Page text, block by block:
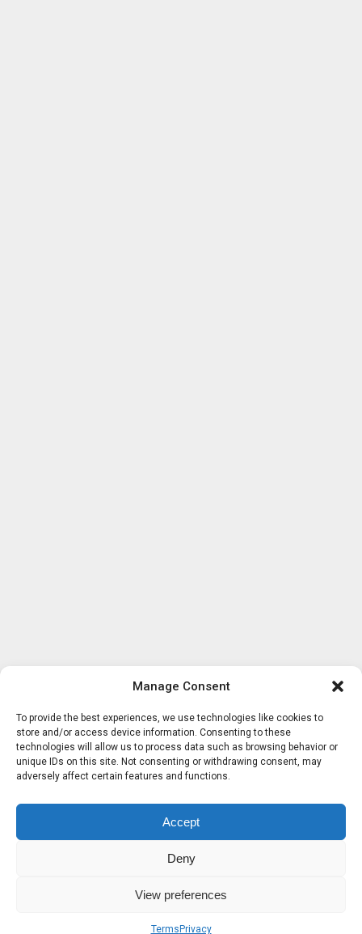
Manage Consent
To provide the best experiences, we use technologies like cookies to
store and/or access device information. Consenting to these
technologies will allow us to process data such as browsing behavior or
unique IDs on this site. Not consenting or withdrawing consent, may
adversely affect certain features and functions.
Accept
Deny
View preferences
Terms Privacy